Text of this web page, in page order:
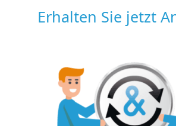
Erhalten Sie jetzt